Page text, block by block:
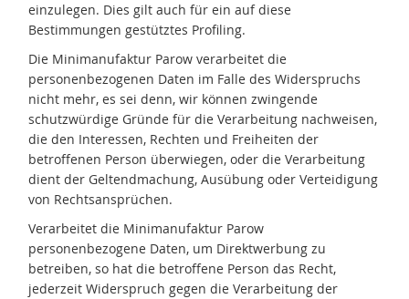
einzulegen. Dies gilt auch für ein auf diese
Bestimmungen gestütztes Profiling.
Die Minimanufaktur Parow verarbeitet die
personenbezogenen Daten im Falle des Widerspruchs
nicht mehr, es sei denn, wir können zwingende
schutzwürdige Gründe für die Verarbeitung nachweisen,
die den Interessen, Rechten und Freiheiten der
betroffenen Person überwiegen, oder die Verarbeitung
dient der Geltendmachung, Ausübung oder Verteidigung
von Rechtsansprüchen.
Verarbeitet die Minimanufaktur Parow
personenbezogene Daten, um Direktwerbung zu
betreiben, so hat die betroffene Person das Recht,
jederzeit Widerspruch gegen die Verarbeitung der